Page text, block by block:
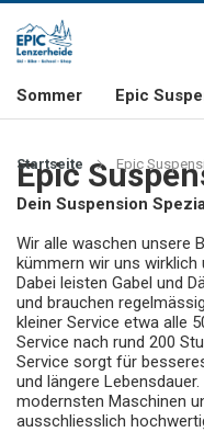
& FREERIDE-SPEZIALIST
Sommer Epic
Startseite Epic
Epic
Dein Suspension
Wir alle waschen unsere
kümmern wir uns wirklich
Dabei leisten Gabel und
und brauchen
kleiner Service etwa alle
Service nach rund 200
Service sorgt für
und längere
modernsten Maschinen
ausschliesslich